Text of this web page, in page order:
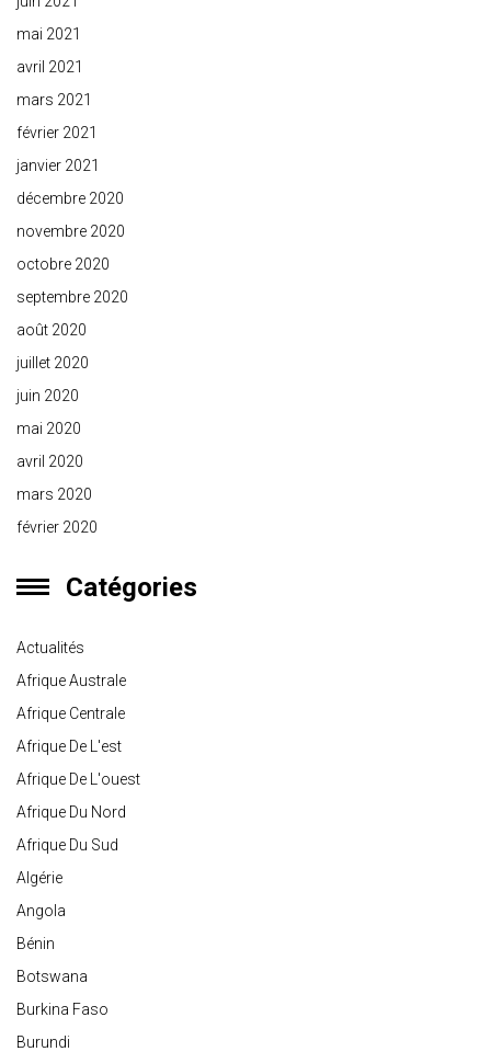
mai 2021
avril 2021
mars 2021
février 2021
janvier 2021
décembre 2020
novembre 2020
octobre 2020
septembre 2020
août 2020
juillet 2020
juin 2020
mai 2020
avril 2020
mars 2020
février 2020
Catégories
Actualités
Afrique Australe
Afrique Centrale
Afrique De L'est
Afrique De L'ouest
Afrique Du Nord
Afrique Du Sud
Algérie
Angola
Bénin
Botswana
Burkina Faso
Burundi